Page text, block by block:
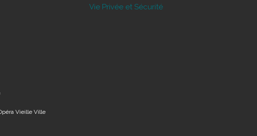
Vieille Ville
Vie Privée et Sécurité